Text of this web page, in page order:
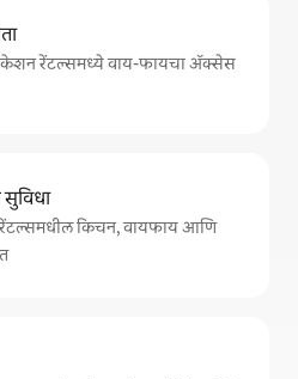
रेंटल्समध्ये वाय-फायचा अ‍ॅक्सेस
रेंटल्समधील किचन, वायफाय आणि